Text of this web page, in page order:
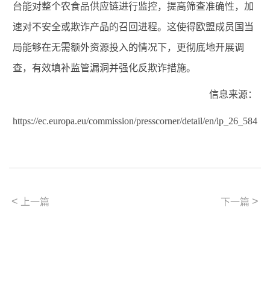
台能对整个农食品供应链进行监控，提高筛查准确性，加
速对不安全或欺诈产品的召回进程。这使得欧盟成员国当
局能够在无需额外资源投入的情况下，更彻底地开展调
查，有效填补监管漏洞并强化反欺诈措施。
信息来源：
https://ec.europa.eu/commission/presscorner/detail/en/ip_26_584
< 上一篇 下一篇 >